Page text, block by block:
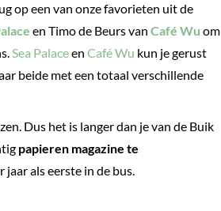
op een van onze favorieten uit de
en Timo de Beurs van Café Wu om
Sea Palaceen Café Wu kun je gerust
beide met een totaal verschillende
Dus het is langer dan je van de Buik
papieren magazine te
als eerste in de bus.